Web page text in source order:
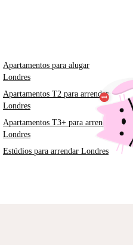
Apartamentos para alugar
Londres
Apartamentos T2 para arrendar
Londres
Apartamentos T3+ para arrendar
Londres
Estúdios para arrendar Londres